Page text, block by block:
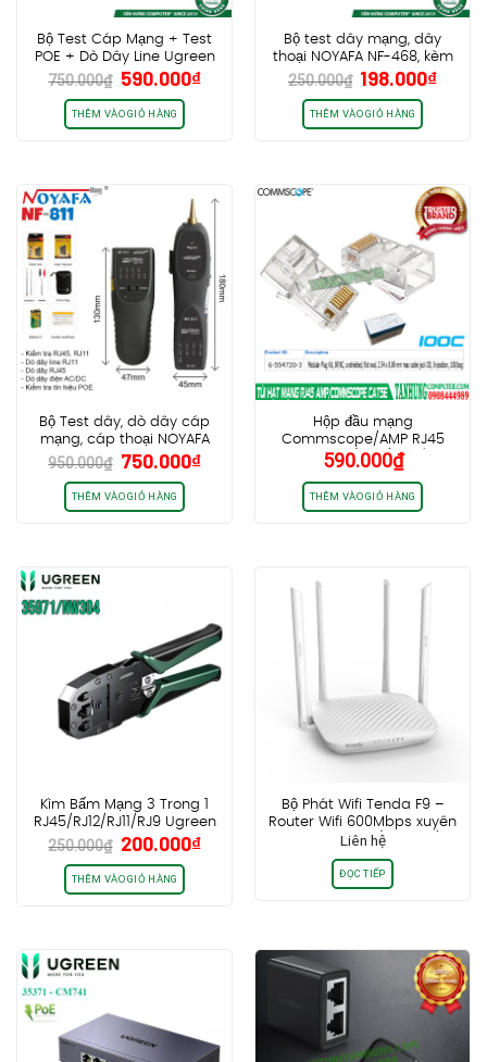
Bộ Test Cáp Mạng + Test
POE + Dò Dây Line Ugreen
10951 NW167
750.000₫ Giá
gốc
là:
750.000₫.
590.000₫Giá
THÊM VÀO GIỎ HÀNG
Bộ test dây mạng, dây
thoại NOYAFA NF-468, kèm
pin 9V, hàng chính hãng
250.000₫ Giá
gốc
là:
250.000₫.
198.000₫Giá
THÊM VÀO GIỎ HÀNG
Bộ Test dây, dò dây cáp
mạng, cáp thoại NOYAFA
NF‑811
950.000₫ Giá
gốc
là:
950.000₫.
750.000₫Giá
THÊM VÀO GIỎ HÀNG
Hộp đầu mạng
Commscope/AMP RJ45
Cat5e UTP (100c) – HÀNG
CHÍNH HÃNG
590.000₫
THÊM VÀO GIỎ HÀNG
Kìm Bấm Mạng 3 Trong 1
RJ45/RJ12/RJ11/RJ9 Ugreen
35971 NW304
250.000₫ Giá
gốc
là:
250.000₫.
200.000₫Giá
THÊM VÀO GIỎ HÀNG
Bộ Phát Wifi Tenda F9 –
Router Wifi 600Mbps xuyên
tường 2.4Ghz(4 Anten)
Liên hệ
ĐỌC TIẾP